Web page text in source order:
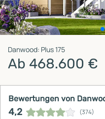
Danwood: Plus 175
Ab 468.600 €
Bewertungen von
4,2 (374)